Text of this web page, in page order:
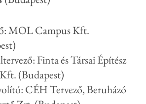
MOL Campus Kft.
Finta és Társai Építész
(Budapest)
CÉH Tervező, Beruházó